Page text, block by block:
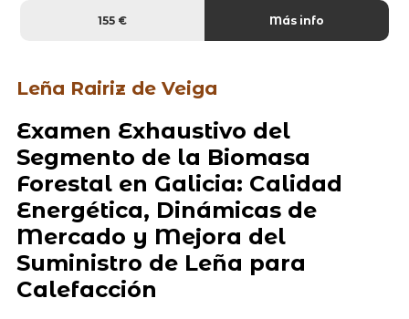
155 € Más info
Leña Rairiz de Veiga
Examen Exhaustivo del
Segmento de la Biomasa
Forestal en Galicia: Calidad
Energética, Dinámicas de
Mercado y Mejora del
Suministro de Leña para
Calefacción